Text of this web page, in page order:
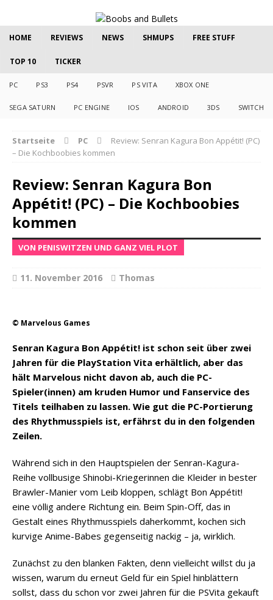
HOME REVIEWS NEWS SHMUPS FREE STUFF
TOP 10 TICKER
PC PS3 PS4 PSVR PS VITA XBOX ONE
SEGA SATURN PC ENGINE IOS ANDROID 3DS SWITCH
Startseite PC
Review: Senran Kagura Bon Appétit! (PC)
– Die Kochboobies kommen
Review: Senran Kagura Bon
Appétit! (PC) – Die Kochboobies
kommen
VON PENISWITZEN UND GANZ VIEL PLOT
11. November 2016 Thomas
© Marvelous Games
Senran Kagura Bon Appétit! ist schon seit über zwei
Jahren für die PlayStation Vita erhältlich, aber das
hält Marvelous nicht davon ab, auch die PC-
Spieler(innen) am kruden Humor und Fanservice des
Titels teilhaben zu lassen. Wie gut die PC-Portierung
des Rhythmusspiels ist, erfährst du in den folgenden
Zeilen.
Während sich in den Hauptspielen der Senran-Kagura-
Reihe vollbusige Shinobi-Kriegerinnen die Kleider in bester
Brawler-Manier vom Leib kloppen, schlägt Bon Appétit!
eine völlig andere Richtung ein. Beim Spin-Off, das in
Gestalt eines Rhythmusspiels daherkommt, kochen sich
kurvige Anime-Babes gegenseitig nackig – ja, wirklich.
Zunächst zu den blanken Fakten, denn vielleicht willst du ja
wissen, warum du erneut Geld für ein Spiel hinblättern
sollst, dass du schon vor zwei Jahren für die PSVita gekauft